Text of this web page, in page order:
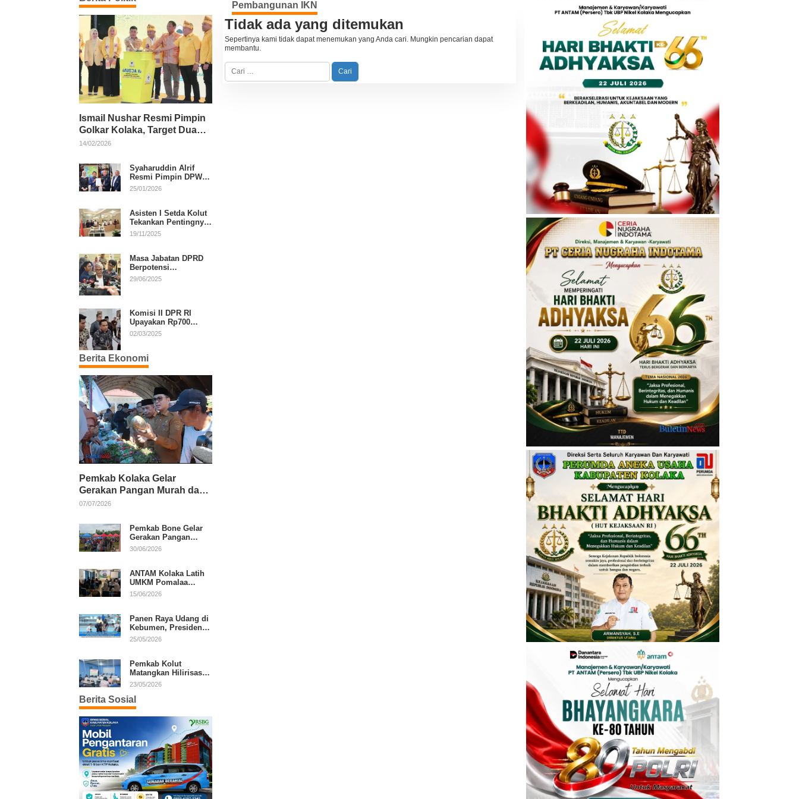
Ismail Nushar Resmi Pimpin
Golkar Kolaka, Target Dua
Kursi per Dapil
14/02/2026
Syaharuddin Alrif
Resmi Pimpin DPW
NasDem Sulsel
25/01/2026
Asisten I Setda Kolut
Tekankan Pentingnya
Pendidikan Politik
19/11/2025
Masa Jabatan DPRD
Berpotensi
Diperpanjang, Aria
29/06/2025
Komisi II DPR RI
Upayakan Rp700
Miliar dari APBN
Putusan MK
02/03/2025
Berita Ekonomi
Pemkab Kolaka Gelar
Gerakan Pangan Murah dan
Salurkan Pupuk Organik
07/07/2026
Pemkab Bone Gelar
Gerakan Pangan
Murah, Warga Serbu
30/06/2026
ANTAM Kolaka Latih
UMKM Pomalaa
Kembangkan Produk
15/06/2026
Panen Raya Udang di
Kebumen, Presiden
Prabowo Tekankan
25/05/2026
Pemkab Kolut
Matangkan Hilirisasi
Kakao dan Kelapa,
Daerah
23/05/2026
Berita Sosial
Pembangunan IKN
Tidak ada yang ditemukan
Sepertinya kami tidak dapat menemukan yang Anda cari. Mungkin pencarian dapat
membantu.
C
r